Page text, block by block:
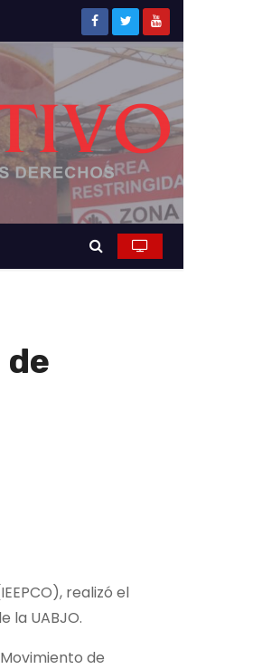
realizó el
la UABJO.
de